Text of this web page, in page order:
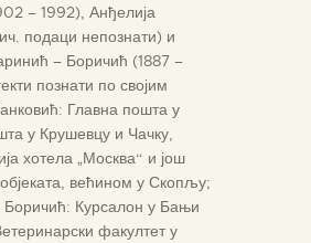
– 1992), Анђелија
подаци непознати) и
– Боричић (1887 –
познати по својим
Главна пошта у
у Крушевцу и Чачку,
хотела „Москва“ и још
већином у Скопљу;
Боричић: Курсалон у Бањи
факултет у